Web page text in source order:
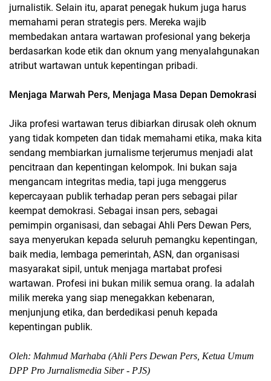
jurnalistik. Selain itu, aparat penegak hukum juga harus
memahami peran strategis pers. Mereka wajib
membedakan antara wartawan profesional yang bekerja
berdasarkan kode etik dan oknum yang menyalahgunakan
atribut wartawan untuk kepentingan pribadi.
Menjaga Marwah Pers, Menjaga Masa Depan Demokrasi
Jika profesi wartawan terus dibiarkan dirusak oleh oknum
yang tidak kompeten dan tidak memahami etika, maka kita
sendang membiarkan jurnalisme terjerumus menjadi alat
pencitraan dan kepentingan kelompok. Ini bukan saja
mengancam integritas media, tapi juga menggerus
kepercayaan publik terhadap peran pers sebagai pilar
keempat demokrasi. Sebagai insan pers, sebagai
pemimpin organisasi, dan sebagai Ahli Pers Dewan Pers,
saya menyerukan kepada seluruh pemangku kepentingan,
baik media, lembaga pemerintah, ASN, dan organisasi
masyarakat sipil, untuk menjaga martabat profesi
wartawan. Profesi ini bukan milik semua orang. Ia adalah
milik mereka yang siap menegakkan kebenaran,
menjunjung etika, dan berdedikasi penuh kepada
kepentingan publik.
Oleh: Mahmud Marhaba (Ahli Pers Dewan Pers, Ketua Umum
DPP Pro Jurnalismedia Siber - PJS)